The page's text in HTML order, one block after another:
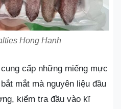
Hong Hanh
cấp những miếng mực
mắt mà nguyên liệu đầu
kiểm tra đầu vào kĩ